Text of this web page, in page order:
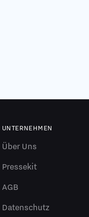
UNTERNEHMEN
Über Uns
Pressekit
AGB
Datenschutz